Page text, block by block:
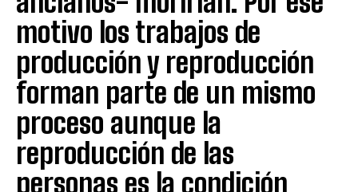
motivo los trabajos de
producción y reproducción
forman parte de un mismo
proceso aunque la
reproducción de las
personas es la condición